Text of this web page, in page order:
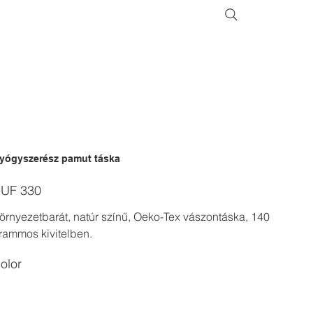
pamut táska
330
natúr színű, Oeko-Tex vászontáska, 140
kivitelben.